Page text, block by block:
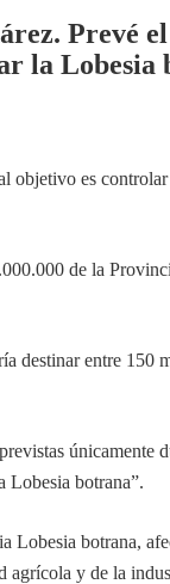
Prevé
la Lobesia
es
de la
destinar entre 150
únicamente
Lobesia botrana”.
Lobesia botrana,
agrícola y de la